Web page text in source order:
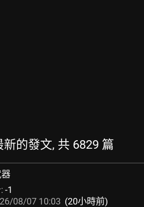
的發文, 共 6829 篇
-1
08/07 10:03 (20小時前)